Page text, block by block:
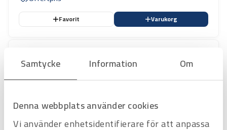
Samtycke Information Om
Denna webbplats använder cookies
Vi använder enhetsidentifierare för att anpassa
Favorit Varukorg